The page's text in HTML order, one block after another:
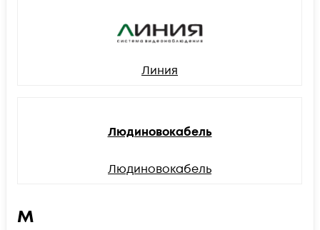
Линия
Людиновокабель
Людиновокабель
М